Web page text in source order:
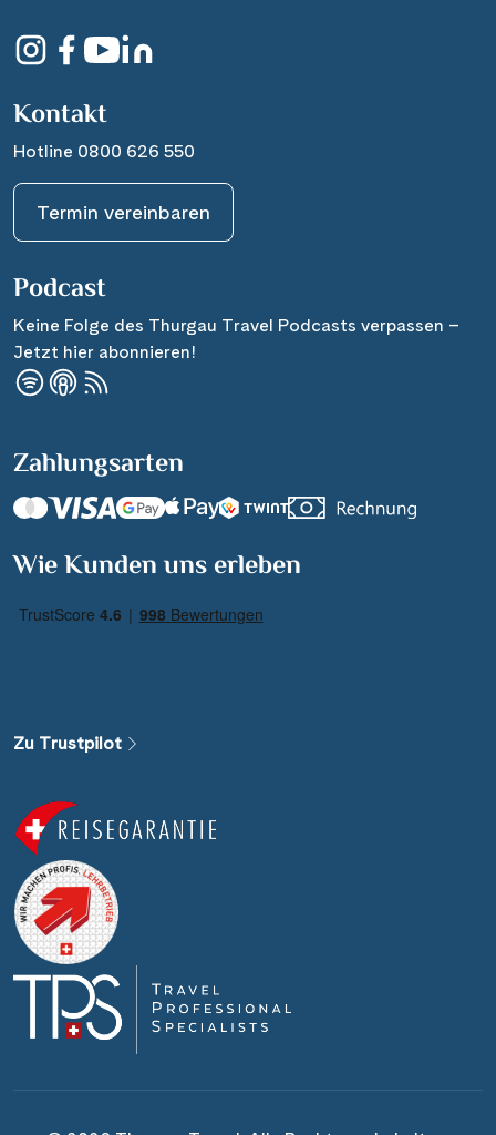
Kontakt
Hotline 0800 626 550
Termin vereinbaren
Podcast
Keine Folge des Thurgau Travel Podcasts verpassen –
Jetzt hier abonnieren!
Zahlungsarten
Wie Kunden uns erleben
Zu Trustpilot
Suchen & Buchen
Alle Gewässer
Alle Schiffe
Reisethema
Alle Sehenswürdigkeiten